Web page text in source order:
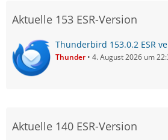
Aktuelle 153 ESR-Version
Thunderbird 153.0.2 ESR
Thunder 4. August 2026 um
Aktuelle 140 ESR-Version